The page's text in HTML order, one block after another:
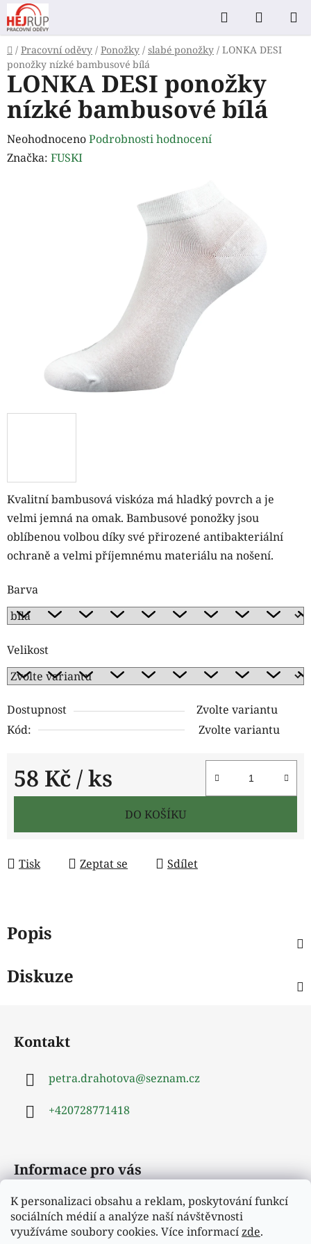
K personalizaci obsahu a reklam, poskytování funkcí
sociálních médií a analýze naší návštěvnosti
využíváme soubory cookies. Více informacízde.
Přejít
na
obsah
Hledat
KOŠÍK
Domů
/ Pracovní oděvy / Ponožky / slabé ponožky / LONKA DESI
ponožky nízké bambusové bílá
Kvalitní bambusová viskózamá hladký povrch a je
velmi jemná na omak. Bambusové ponožky jsou
oblíbenou volbou díky své přirozené antibakteriální
ochraně a velmi příjemnému materiálu na nošení.
Barva
Velikost
Dostupnost
Zvolte variantu
Kód:
Zvolte variantu
58 Kč / ks
Měrná cena:
DO KOŠÍKU
Tisk Zeptat se Sdílet
LONKA DESI ponožky
nízké bambusové bílá
Průměrné
hodnocení
NeohodnocenoPodrobnosti hodnocení
Značka: FUSKI
Popis
Diskuze
Kontakt
petra.drahotova@seznam.cz
+420728771418
Informace pro vás
Obchodní podmínky
Podmínky ochrany osobních údajů